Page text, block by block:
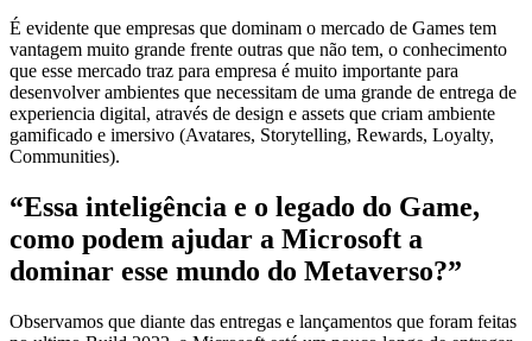
É evidente que empresas que dominam o mercado de Games tem
vantagem muito grande frente outras que não tem, o conhecimento
que esse mercado traz para empresa é muito importante para
desenvolver ambientes que necessitam de uma grande de entrega de
experiencia digital, através de design e assets que criam ambiente
gamificado e imersivo (Avatares, Storytelling, Rewards, Loyalty,
Communities).
“Essa inteligência e o legado do Game,
como podem ajudar a Microsoft a
dominar esse mundo do Metaverso?”
Observamos que diante das entregas e lançamentos que foram feitas